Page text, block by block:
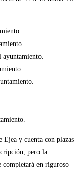
ayuntamiento.
y cuenta con plazas
pero la
completará en riguroso